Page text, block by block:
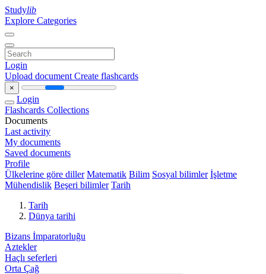
Studylib
Explore Categories
Login
Upload document Create flashcards
×
Login
Flashcards Collections
Documents
Last activity
My documents
Saved documents
Profile
Ülkelerine göre diller Matematik Bilim Sosyal bilimler İşletme
Mühendislik Beşeri bilimler Tarih
Tarih
Dünya tarihi
Bizans İmparatorluğu
Aztekler
Haçlı seferleri
Orta Çağ